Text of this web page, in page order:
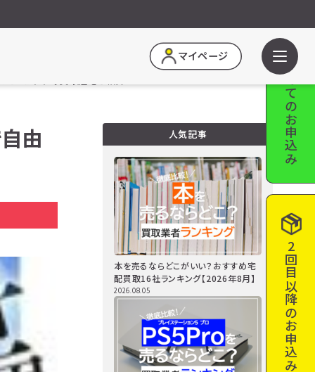
マイページ はじめての
お申込み
2回目以降の
お申込み
由 人気記事
本を売るならどこがいい？おすすめ宅
配買取16社ランキング【2026年8月】
2026.08.05